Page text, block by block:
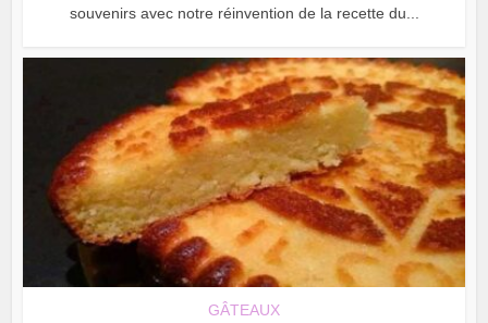
souvenirs avec notre réinvention de la recette du...
GÂTEAUX